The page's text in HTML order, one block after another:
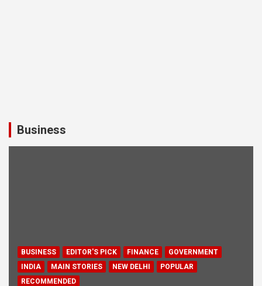
Business
BUSINESS EDITOR'S PICK FINANCE
GOVERNMENT
INDIA
MAIN STORIES NEW DELHI
POPULAR
RECOMMENDED